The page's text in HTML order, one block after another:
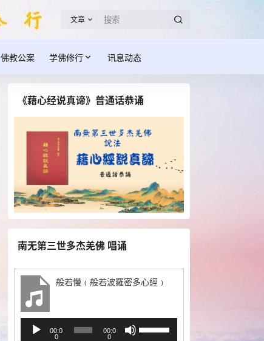
文章
佛教公案 学佛修行 讯息动态
《藉心经说真谛》普通话恭诵
南无第三世多杰羌佛 唱诵
般若慢﹙般若波羅密多心經﹚
00:0
0
00:0
0